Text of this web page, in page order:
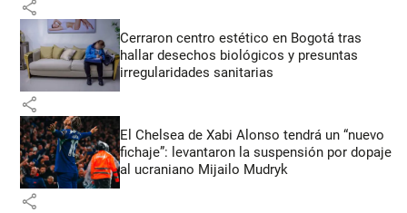
share
Cerraron centro estético en Bogotá tras
hallar desechos biológicos y presuntas
irregularidades sanitarias
share
El Chelsea de Xabi Alonso tendrá un “nuevo
fichaje”: levantaron la suspensión por dopaje
al ucraniano Mijailo Mudryk
share